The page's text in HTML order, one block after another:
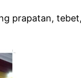
prapatan,